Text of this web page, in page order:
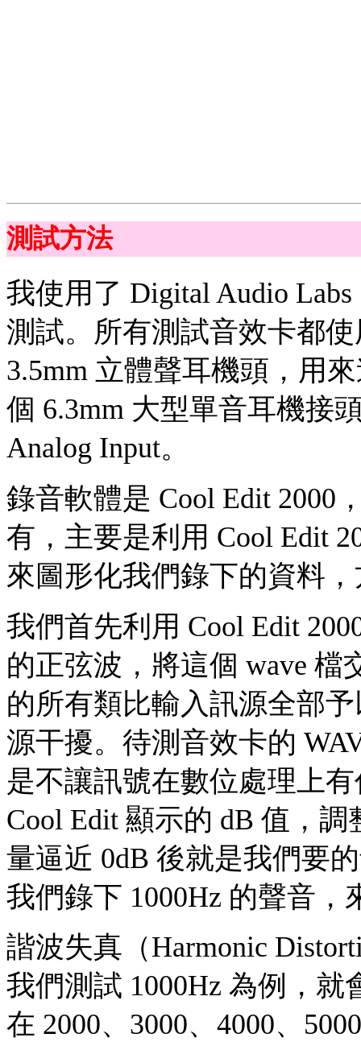
測試方法
我使用了 Digital Audio
測試。所有測試音效卡都
3.5mm 立體聲耳機頭，用
個 6.3mm 大型單音耳機接
Analog Input。
錄音軟體是 Cool Edit 2000
有，主要是利用 Cool Edit
來圖形化我們錄下的資料
我們首先利用 Cool Edit
的正弦波，將這個 wave
的所有類比輸入訊源全部
源干擾。待測音效卡的
是不讓訊號在數位處理上
Cool Edit 顯示的 dB 值，
量逼近 0dB 後就是我們要
我們錄下 1000Hz 的聲音
諧波失真（Harmonic
我們測試 1000Hz 為例，就
在 2000、3000、4000、